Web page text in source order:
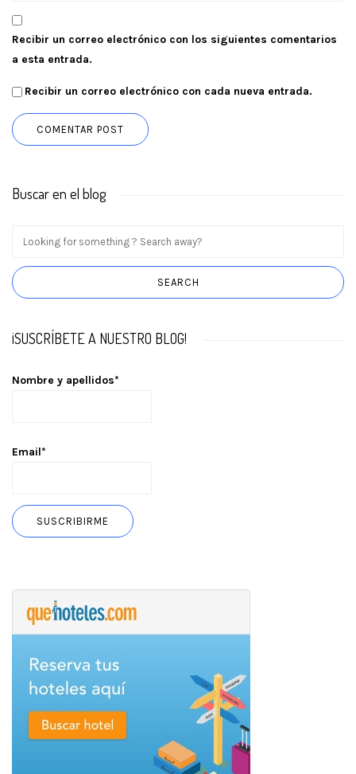
Recibir un correo electrónico con los siguientes comentarios
a esta entrada.
Recibir un correo electrónico con cada nueva entrada.
Buscar en el blog
¡SUSCRÍBETE A NUESTRO BLOG!
Nombre y apellidos*
Email*